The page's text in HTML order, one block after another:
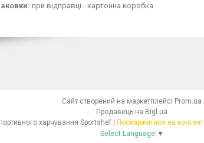
при відправці - картонна коробка
Сайт створений на маркетплейсі Prom.ua
Продавець на Bigl.ua
Магазин спортивного харчування Sportshef | Поскаржитися на контент
Select Language ▼